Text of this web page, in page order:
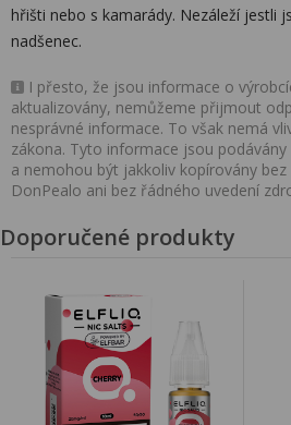
hřišti nebo s kamarády. Nezáleží jestli
nadšenec.
I přesto, že jsou informace o
aktualizovány, nemůžeme přijmout
nesprávné informace. To však nemá
zákona. Tyto informace jsou
a nemohou být jakkoliv kopírovány
DonPealo ani bez řádného uvedení
Doporučené produkty